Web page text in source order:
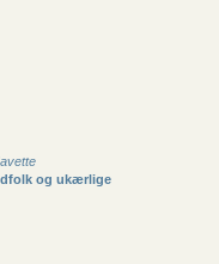
og ukærlige